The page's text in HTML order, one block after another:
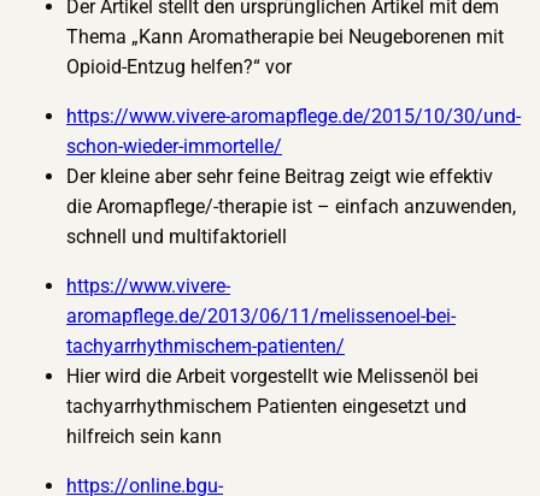
Der Artikel stellt den ursprünglichen Artikel mit dem
Thema „Kann Aromatherapie bei Neugeborenen mit
Opioid-Entzug helfen?“ vor
https://www.vivere-aromapflege.de/2015/10/30/und-
schon-wieder-immortelle/
Der kleine aber sehr feine Beitrag zeigt wie effektiv
die Aromapflege/-therapie ist – einfach anzuwenden,
schnell und multifaktoriell
https://www.vivere-
aromapflege.de/2013/06/11/melissenoel-bei-
tachyarrhythmischem-patienten/
Hier wird die Arbeit vorgestellt wie Melissenöl bei
tachyarrhythmischem Patienten eingesetzt und
hilfreich sein kann
https://online.bgu-